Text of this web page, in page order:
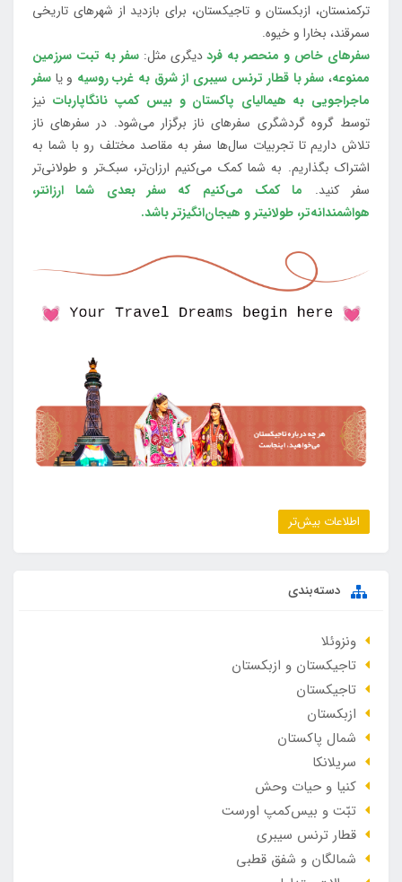
ترکمنستان، ازبکستان و تاجیکستان، برای بازدید از شهرهای تاریخی
سمرقند، بخارا و خیوه.
سفرهای خاص و منحصر به فرددیگری مثل:سفر به تبت سرزمین
ممنوعه، سفر با قطار ترنس سیبری از شرق به غرب روسیه و یا سفر
ماجراجویی به هیمالیای پاکستان و بیس کمپ نانگاپاربات نیز
توسط گروه گردشگری سفرهای ناز برگزار می‌شود. در سفرهای ناز
تلاش داریم تا تجربیات سال‌ها سفر به مقاصد مختلف رو با شما به
اشتراک بگذاریم. به شما کمک می‌کنیم ارزان‌تر، سبک‌تر و طولانی‌تر
سفر کنید. ما کمک می‌کنیم که سفر بعدی شما ارزانتر،
هواشمندانه‌تر، طولانی‎تر و هیجان‌انگیزتر باشد.
اطلاعات بیش‌تر
دسته‌بندی
ونزوئلا
تاجیکستان و ازبکستان
تاجیکستان
ازبکستان
شمال پاکستان
سریلانکا
کنیا و حیات وحش
تبّت و بیس‌کمپ اورست
قطار ترنس سیبری
شمالگان و شفق قطبی